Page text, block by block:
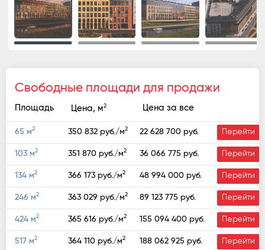
Свободные площади для продажи
Площадь Цена, м2 Цена за все
65 м2 350 832 руб./м2 22 628 700 руб. Перейти
103 м2 351 870 руб./м2 36 066 775 руб. Перейти
134 м2 366 173 руб./м2 48 994 000 руб. Перейти
246 м2 363 029 руб./м2 89 123 775 руб. Перейти
424 м2 365 616 руб./м2 155 094 400 руб. Перейти
517 м2 364 110 руб./м2 188 062 925 руб. Перейти